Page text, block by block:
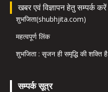
खबर एवं विज्ञापन हेतु सम्पर्क करें
शुभजिता(shubhjita.com)
महत्वपूर्ण लिंक
शुभजिता : सृजन ही समृद्धि की शक्ति है
सम्पर्क सूत्र